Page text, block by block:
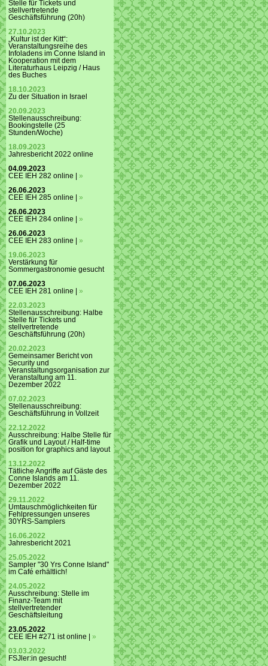
Stelle für Tickets und
stellvertretende
Geschäftsführung (20h)
27.10.2023
„Kultur ist der Kitt“:
Veranstaltungsreihe des
Infoladens im Conne Island in
Kooperation mit dem
Literaturhaus Leipzig / Haus
des Buches
18.10.2023
Zu der Situation in Israel
20.09.2023
Stellenausschreibung:
Bookingstelle (25
Stunden/Woche)
18.09.2023
Jahresbericht 2022 online
04.09.2023
CEE IEH 282 online | »
26.06.2023
CEE IEH 285 online | »
26.06.2023
CEE IEH 284 online | »
26.06.2023
CEE IEH 283 online | »
19.06.2023
Verstärkung für
Sommergastronomie gesucht
07.06.2023
CEE IEH 281 online | »
22.03.2023
Stellenausschreibung: Halbe
Stelle für Tickets und
stellvertretende
Geschäftsführung (20h)
20.02.2023
Gemeinsamer Bericht von
Security und
Veranstaltungsorganisation zur
Veranstaltung am 11.
Dezember 2022
07.02.2023
Stellenausschreibung:
Geschäftsführung in Vollzeit
22.12.2022
Ausschreibung: Halbe Stelle für
Grafik und Layout / Half-time
position for graphics and layout
13.12.2022
Tätliche Angriffe auf Gäste des
Conne Islands am 11.
Dezember 2022
29.11.2022
Umtauschmöglichkeiten für
Fehlpressungen unseres
30YRS-Samplers
16.06.2022
Jahresbericht 2021
25.05.2022
Sampler "30 Yrs Conne Island"
im Café erhältlich!
24.05.2022
Ausschreibung: Stelle im
Finanz-Team mit
stellvertretender
Geschäftsleitung
23.05.2022
CEE IEH #271 ist online | »
03.03.2022
FSJler:in gesucht!